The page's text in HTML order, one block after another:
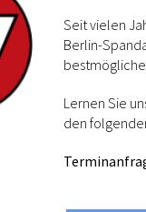
Seit vielen
Berlin-
Lernen Sie
den